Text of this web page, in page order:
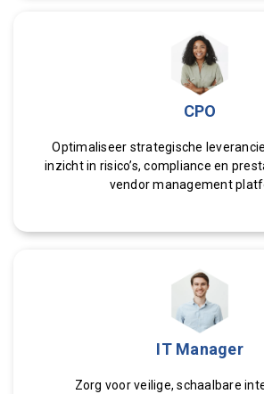
CPO
Optimaliseer strategische
inzicht in risico’s, compliance en
vendor management
IT Manager
Zorg voor veilige, schaalbare